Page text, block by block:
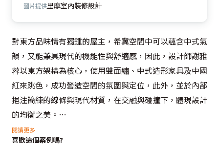
圖片提供里摩室內裝修設計
對東方品味情有獨鍾的屋主，希冀空間中可以蘊含中式氣
韻，又能兼具現代的機能性與舒適感，因此，設計師謝雅
蓉以東方架構為核心，使用雙面繡、中式造形家具及中國
紅來跳色，成功營造空間的氛圍與定位，此外，並於內部
挹注簡練的線條與現代材質，在交融與碰撞下，體現設計
的均衡之美。
從玄關區轉進客廳，四幅「梅、蘭、竹、菊」的藝術畫
閱讀更多
喜歡這個案例嗎?